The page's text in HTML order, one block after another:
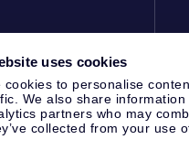
uses cookies
cookies to personalise
We also share
partners who may
collected from your use